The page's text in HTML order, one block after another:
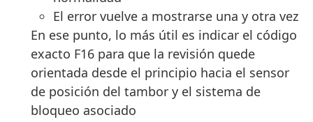
El error vuelve a mostrarse una y otra vez
En ese punto, lo más útil es indicar el código
exacto F16 para que la revisión quede
orientada desde el principio hacia el sensor
de posición del tambor y el sistema de
bloqueo asociado